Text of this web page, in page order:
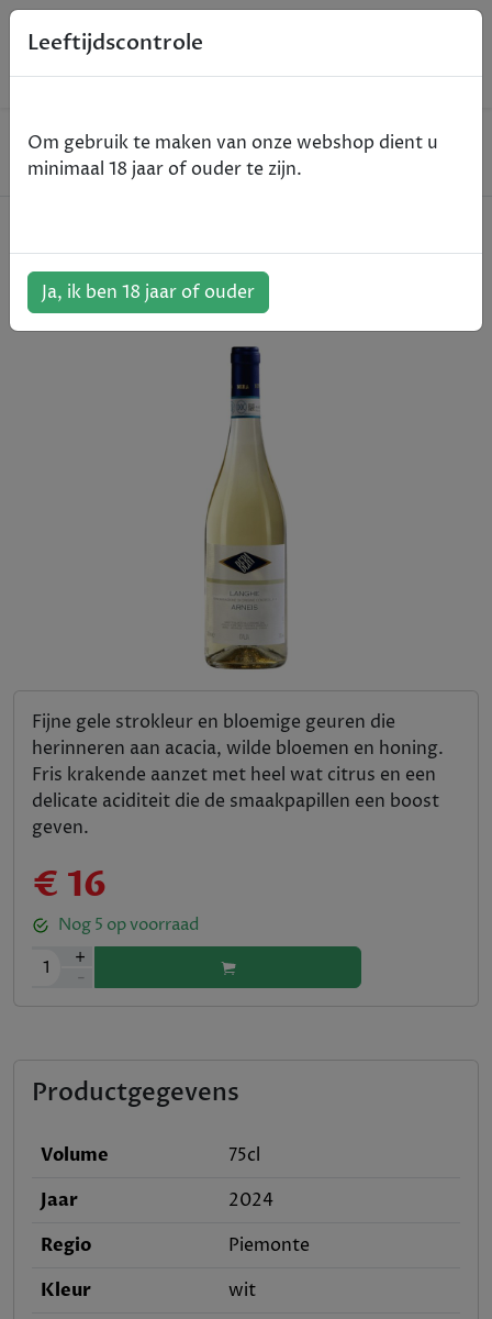
Home
Wijn
Bera - Arneis - Langhe D.O.C. - wit - 2024 - 75cl
- 2024 - 75cl
ArtikelNummer:105844
Fijne gele strokleur en bloemige geuren die
herinneren aan acacia, wilde bloemen en honing.
Fris krakende aanzet met heel wat citrus en een
delicate aciditeit die de smaakpapillen een boost
geven.
€ 16
Nog5 op voorraad
1
+
-
Productgegevens
Volume
75cl
Jaar
2024
Regio
Piemonte
Kleur
wit
Leeftijdscontrole
Om gebruik te maken van onze webshop dient u
minimaal 18 jaar of ouder te zijn.
Ja, ik ben 18 jaar of ouder